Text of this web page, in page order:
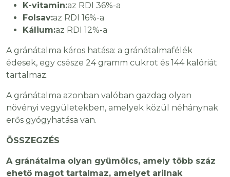
K-vitamin:az RDI 36%-a
Folsav:az RDI 16%-a
Kálium:az RDI 12%-a
A gránátalma káros hatása: a gránátalmafélék
édesek, egy csésze 24 gramm cukrot és 144 kalóriát
tartalmaz.
A gránátalma azonban valóban gazdag olyan
növényi vegyületekben, amelyek közül néhánynak
erős gyógyhatása van.
ÖSSZEGZÉS
A gránátalma olyan gyümölcs, amely több száz
ehető magot tartalmaz, amelyet arilnak